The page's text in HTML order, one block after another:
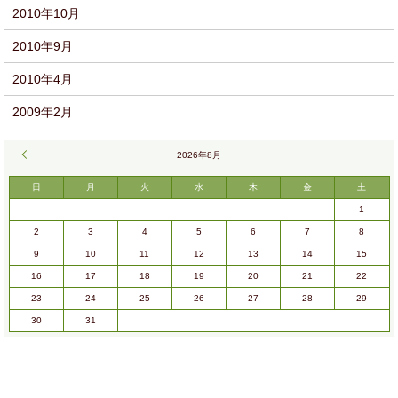
2010年10月
2010年9月
2010年4月
2009年2月
2026年8月
日 月 火 水 木 金 土
1
2 3 4 5 6 7 8
9 10 11 12 13 14 15
16 17 18 19 20 21 22
23 24 25 26 27 28 29
30 31